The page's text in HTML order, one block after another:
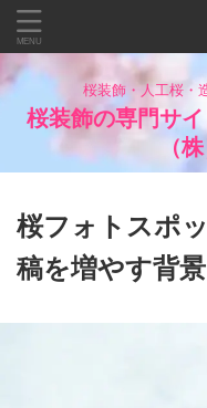
桜装飾・人工桜・
桜装飾の専門サ
（
桜フォトスポ
稿を増やす背